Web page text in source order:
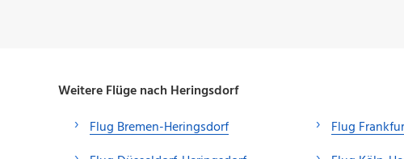
Weitere Flüge nach Heringsdorf
Flug Bremen-Heringsdorf
Flug